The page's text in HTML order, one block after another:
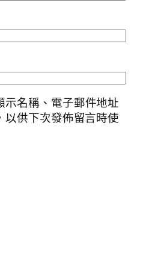
示名稱、電子郵件地址
以供下次發佈留言時使